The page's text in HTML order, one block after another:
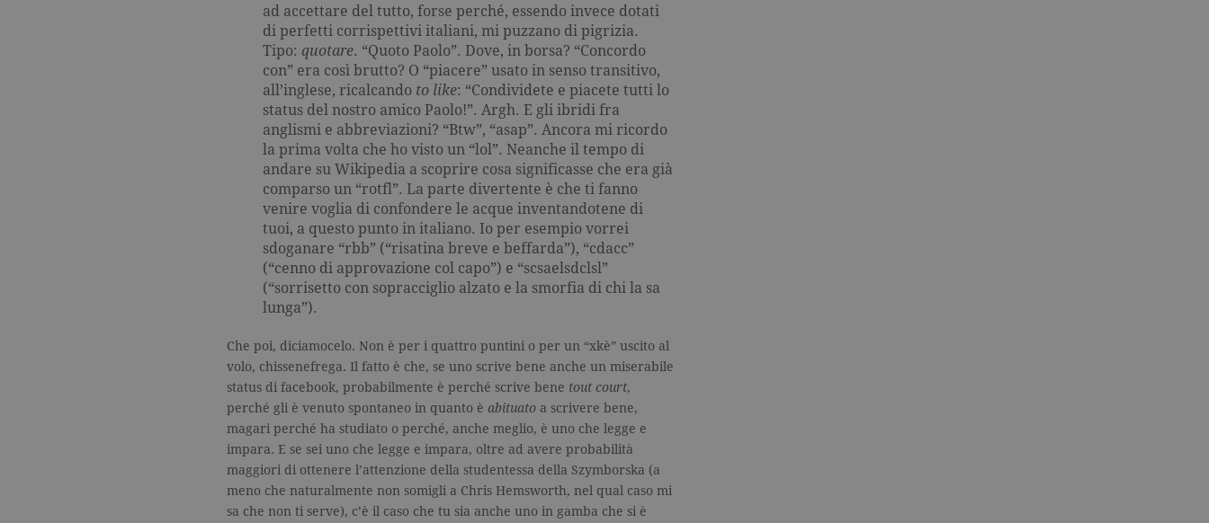
ad accettare del tutto, forse perché, essendo invece dotati
di perfetti corrispettivi italiani, mi puzzano di pigrizia.
Tipo: quotare. “Quoto Paolo”. Dove, in borsa? “Concordo
con” era così brutto? O “piacere” usato in senso transitivo,
all’inglese, ricalcando to like: “Condividete e piacete tutti lo
status del nostro amico Paolo!”. Argh. E gli ibridi fra
anglismi e abbreviazioni? “Btw”, “asap”. Ancora mi ricordo
la prima volta che ho visto un “lol”. Neanche il tempo di
andare su Wikipedia a scoprire cosa significasse che era già
comparso un “rotfl”. La parte divertente è che ti fanno
venire voglia di confondere le acque inventandotene di
tuoi, a questo punto in italiano. Io per esempio vorrei
sdoganare “rbb” (“risatina breve e beffarda”), “cdacc”
(“cenno di approvazione col capo”) e “scsaelsdclsl”
(“sorrisetto con sopracciglio alzato e la smorfia di chi la sa
lunga”).
Che poi, diciamocelo. Non è per i quattro puntini o per un “xkè” uscito al
volo, chissenefrega. Il fatto è che, se uno scrive bene anche un miserabile
status di facebook, probabilmente è perché scrive bene tout court,
perché gli è venuto spontaneo in quanto è abituato a scrivere bene,
magari perché ha studiato o perché, anche meglio, è uno che legge e
impara. E se sei uno che legge e impara, oltre ad avere probabilità
maggiori di ottenere l’attenzione della studentessa della Szymborska (a
meno che naturalmente non somigli a Chris Hemsworth, nel qual caso mi
sa che non ti serve), c’è il caso che tu sia anche uno in gamba che si è
current_url
.garzanti.it Sessione
Questo cookie viene utilizzato per verificare la pagina corrente visualizzata.
_gat_UA-16356920-1
.garzanti.it 1 minuto
Si tratta di un cookie di tipo pattern impostato da Google Analytics, in cui l'elemento
pattern sul nome contiene il numero identificativo univoco dell'account o del sito Web a
cui si riferisce. È una variazione del cookie _gat che viene utilizzato per limitare la quantità
di dati registrati da Google su siti Web ad alto volume di traffico.
_ga
.garzanti.it 2 anni
Questo nome di cookie è associato a Google Universal Analytics, che è un aggiornamento
significativo del servizio di analisi più comunemente utilizzato da Google. Questo cookie
viene utilizzato per distinguere utenti unici assegnando un numero generato in modo
casuale come identificatore del cliente. È incluso in ogni richiesta di pagina in un sito e
utilizzato per calcolare i dati di visitatori, sessioni e campagne per i rapporti di analisi dei
siti.
CookieScriptConsent
.garzanti.it 1 mese
Questo cookie viene utilizzato dal servizio Cookie-Script.com per ricordare le preferenze di
consenso sui cookie dei visitatori. È necessario che il banner dei cookie di Cookie-
Script.com funzioni correttamente.
Nome Dominio Scadenza
Descrizione
datr
utilizzati per consentire a Facebook di tener traccia dell'utente nei siti che integrano Facebook. Il
cookie raccoglie informazioni in forma anonima.
Nome Dominio Scadenza
Descrizione
_fbp
.facebook.com 5 anni
Utilizzato da Facebook per fornire una serie di prodotti pubblicitari come le offerte in tempo reale di
inserzionisti di terze parti.
.facebook.com
Utilizzato da Facebook per fornire una serie di prodotti pubblicitari come le offerte in tempo reale di
inserzionisti di terze parti.
spin
.facebook.com 1 giorno
Utilizzato da Facebook per fornire una serie di prodotti pubblicitari come le offerte in tempo reale di
inserzionisti di terze parti.
wd
.facebook.com 7 giorni
Utilizzato da Facebook per fornire una serie di prodotti pubblicitari come le offerte in tempo reale di
inserzionisti di terze parti.